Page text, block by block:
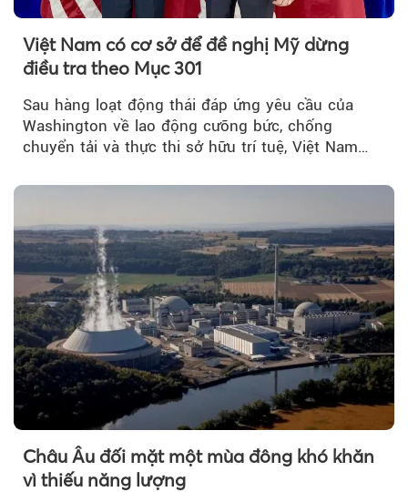
Việt Nam có cơ sở để đề nghị Mỹ dừng
điều tra theo Mục 301
Sau hàng loạt động thái đáp ứng yêu cầu của
Washington về lao động cưỡng bức, chống
chuyển tải và thực thi sở hữu trí tuệ, Việt Nam
Châu Âu đối mặt một mùa đông khó khăn
vì thiếu năng lượng